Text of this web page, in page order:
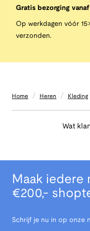
Gratis bezorging
Op werkdagen vóór
verzonden.
Home / Heren / Kleding
Wat
Maak iedere
€200,-
Schrijf je nu in op onze